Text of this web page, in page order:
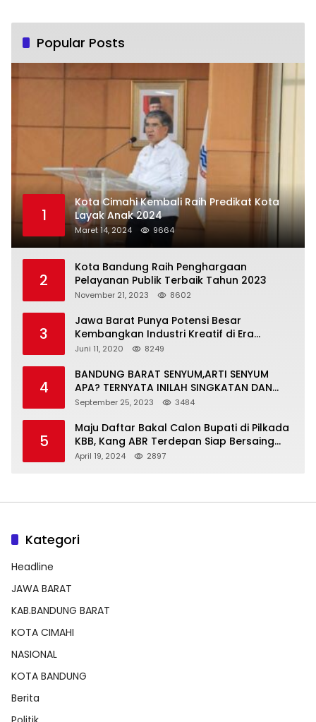
Popular Posts
1
Kota Cimahi Kembali Raih Predikat Kota
Layak Anak 2024
Maret 14, 2024 9664
2
Kota Bandung Raih Penghargaan
Pelayanan Publik Terbaik Tahun 2023
November 21, 2023 8602
3
Jawa Barat Punya Potensi Besar
Kembangkan Industri Kreatif di Era
Normal Baru
Juni 11, 2020 8249
4
BANDUNG BARAT SENYUM,ARTI SENYUM
APA? TERNYATA INILAH SINGKATAN DAN
MAKNANYA
September 25, 2023 3484
5
Maju Daftar Bakal Calon Bupati di Pilkada
KBB, Kang ABR Terdepan Siap Bersaing
Dengan Balon Lainnya
April 19, 2024 2897
Kategori
Headline
JAWA BARAT
KAB.BANDUNG BARAT
KOTA CIMAHI
NASIONAL
KOTA BANDUNG
Berita